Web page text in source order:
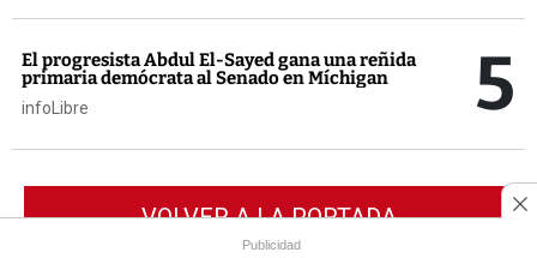
El progresista Abdul El-Sayed gana una reñida
primaria demócrata al Senado en Míchigan
infoLibre 5
VOLVER A LA PORTADA
Publicidad